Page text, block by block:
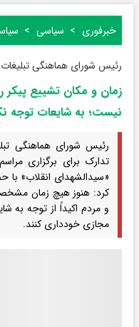
خبرفوری سیاسی
رئیس شورای هماهنگی
زمان و مکان تشییع
نیست؛ به شایعات توجه
رئیس شورای هماهنگی
تدارک برای برگزاری
«سیدالشهدای انقلاب» با
کرد: هنوز هیچ زمان
و مردم اکیداً از توجه به
مجازی خودداری کنند.